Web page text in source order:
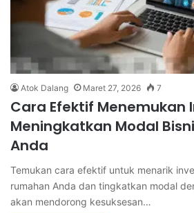
Atok Dalang Maret 27, 2026 7
Cara Efektif Menemukan
Meningkatkan Modal
Anda
Temukan cara efektif untuk menarik
rumahan Anda dan tingkatkan modal
akan mendorong kesuksesan…